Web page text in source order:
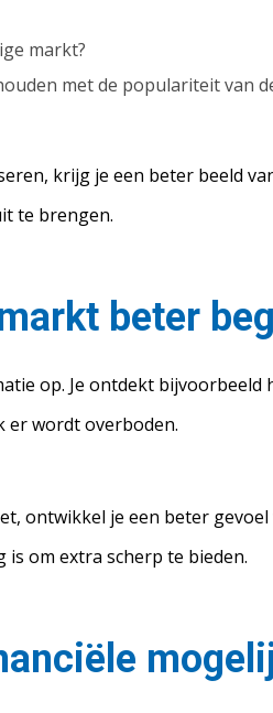
markt?
met de populariteit van
krijg je een beter beeld
te brengen.
beter
op. Je ontdekt
er wordt overboden.
ontwikkel je een beter
om extra scherp te bieden.